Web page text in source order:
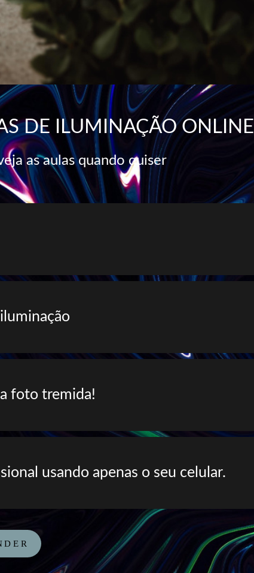
DE ILUMINAÇÃO ONLINE
as aulas quando quiser
iluminação
foto tremida!
usando apenas o seu celular.